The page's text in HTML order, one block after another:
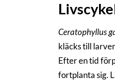
Ceratophyllus
kläcks till
Efter en tid
fortplanta sig.